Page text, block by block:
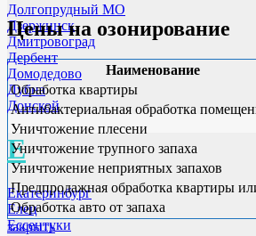
Долгопрудный МО
Дзержинск
Дмитровоград
Дербент
Домодедово
Дубна
Донской
Е
Екатеринбург
Елец
Ессентуки
Цены на озонирование
Наименование
Обработка квартиры
Антибактериальная обработка
Уничтожение плесени
Уничтожение трупного запаха
Уничтожение неприятных запахов
Предпродажная обработка квартиры
Обработка авто от запаха
закрыть